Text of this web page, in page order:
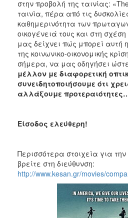
στην προβολή της ταινίας:
ταινία, πέρα από τις
καθημερινότητα των
οικογένειά τους και στη
μας δείχνει πώς μπορεί αυτή
της κοινωνικο-οικονομικής
σήμερα, να μας οδηγήσει
μέλλον με διαφορετική
συνειδητοποιήσουμε ότι
αλλάξουμε
Είσοδος ελεύθερη!
Περισσότερα στοιχεία για
βρείτε στη διεύθυνση:
http://www.kesan.gr/movies/